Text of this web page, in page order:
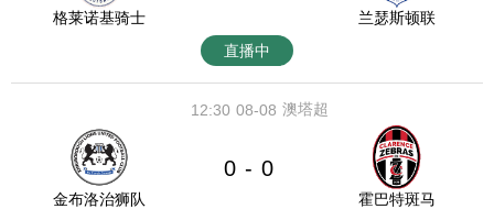
格莱诺基骑士
兰瑟斯顿联
直播中
08-08
12:30 澳塔超
金布洛治狮队
0 - 0
霍巴特斑马